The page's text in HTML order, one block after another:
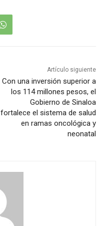
Artículo siguiente
Con una inversión superior a
los 114 millones pesos, el
Gobierno de Sinaloa
fortalece el sistema de salud
en ramas oncológica y
neonatal